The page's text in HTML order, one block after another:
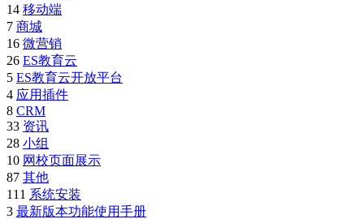
14 移动端
7 商城
16 微营销
26 ES教育云
5 ES教育云开放平台
4 应用插件
8 CRM
33 资讯
28 小组
10 网校页面展示
87 其他
111 系统安装
3 最新版本功能使用手册